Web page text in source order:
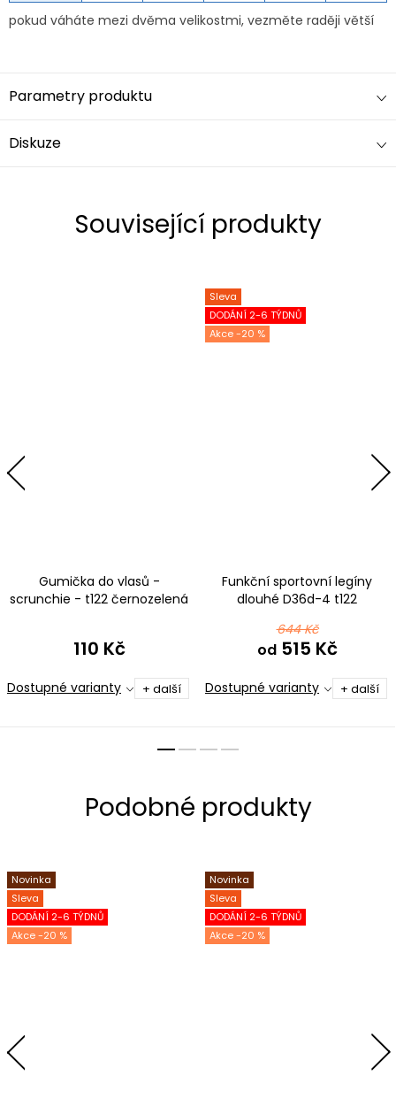
pokud váháte mezi dvěma velikostmi, vezměte raději větší
Parametry produktu
Diskuze
Související produkty
Gumička do vlasů -
scrunchie - t122 černozelená
110 Kč
Dostupné varianty + další
Sleva
DODÁNÍ 2-6 TÝDNŮ
-20 %
Funkční sportovní legíny
dlouhé D36d-4 t122
644 Kč
od515 Kč
Dostupné varianty + další
Novinka
Sleva
DODÁNÍ 2-6 TÝDNŮ
-20 %
Novinka
Sleva
DODÁNÍ 2-6 TÝDNŮ
-20 %